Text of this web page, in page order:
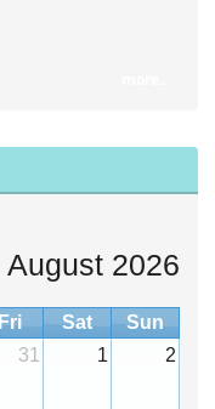
August 2026
Fri Sat
Sun
31 1 2